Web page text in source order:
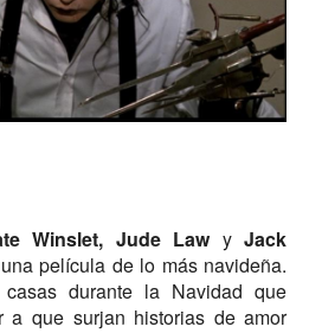
Winslet, Jude Law yJack
película de lo más navideña.
durante la Navidad que
a que surjan historias de amor